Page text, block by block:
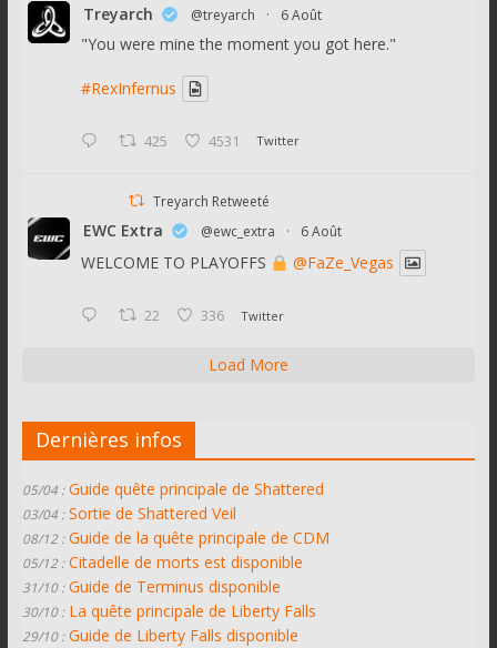
Treyarch @treyarch · 6 Août
"You were mine the moment you got here."
#RexInfernus
425 4531 Twitter
Treyarch Retweeté
EWC Extra @ewc_extra · 6 Août
WELCOME TO PLAYOFFS @FaZe_Vegas
22 336 Twitter
Load More
Dernières infos
05/04 : Guide quête principale de Shattered
03/04 : Sortie de Shattered Veil
08/12 : Guide de la quête principale de CDM
05/12 : Citadelle de morts est disponible
31/10 : Guide de Terminus disponible
30/10 : La quête principale de Liberty Falls
29/10 : Guide de Liberty Falls disponible